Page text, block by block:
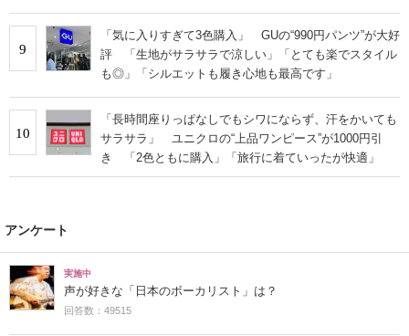
9
「気に入りすぎて3色購入」 GUの“990円パンツ”が大好
評 「生地がサラサラで涼しい」「とても楽でスタイル
も◎」「シルエットも履き心地も最高です」
10
「長時間座りっぱなしでもシワにならず、汗をかいても
サラサラ」 ユニクロの“上品ワンピース”が1000円引
き 「2色ともに購入」「旅行に着ていったが快適」
アンケート
実施中
声が好きな「日本のボーカリスト」は？
回答数：49515